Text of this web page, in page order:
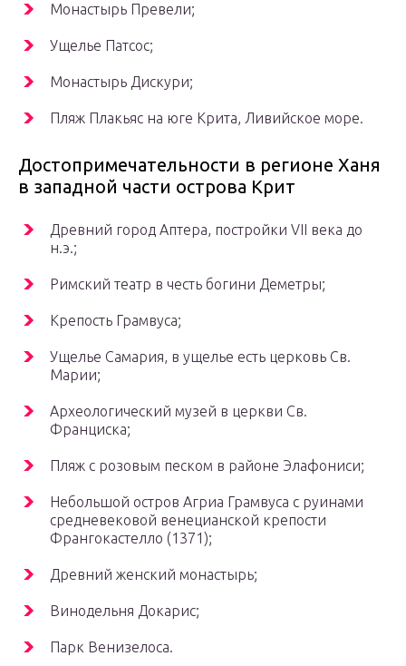
Монастырь Превели;
Ущелье Патсос;
Монастырь Дискури;
Пляж Плакьяс на юге Крита, Ливийское море.
Достопримечательности в регионе Ханя
в западной части острова Крит
Древний город Аптера, постройки VII века до
н.э.;
Римский театр в честь богини Деметры;
Крепость Грамвуса;
Ущелье Самария, в ущелье есть церковь Св.
Марии;
Археологический музей в церкви Св.
Франциска;
Пляж с розовым песком в районе Элафониси;
Небольшой остров Агриа Грамвуса с руинами
средневековой венецианской крепости
Франгокастелло (1371);
Древний женский монастырь;
Винодельня Докарис;
Парк Венизелоса.